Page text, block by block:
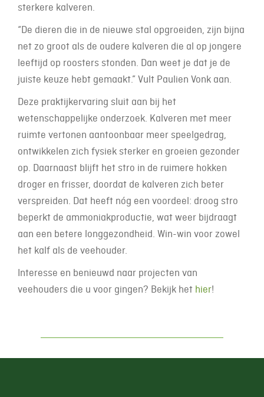
sterkere kalveren.
“De dieren die in de nieuwe stal opgroeiden, zijn bijna
net zo groot als de oudere kalveren die al op jongere
leeftijd op roosters stonden. Dan weet je dat je de
juiste keuze hebt gemaakt.” Vult Paulien Vonk aan.
Deze praktijkervaring sluit aan bij het
wetenschappelijke onderzoek. Kalveren met meer
ruimte vertonen aantoonbaar meer speelgedrag,
ontwikkelen zich fysiek sterker en groeien gezonder
op. Daarnaast blijft het stro in de ruimere hokken
droger en frisser, doordat de kalveren zich beter
verspreiden. Dat heeft nóg een voordeel: droog stro
beperkt de ammoniakproductie, wat weer bijdraagt
aan een betere longgezondheid. Win-win voor zowel
het kalf als de veehouder.
Interesse en benieuwd naar projecten van
veehouders die u voor gingen? Bekijk het hier!